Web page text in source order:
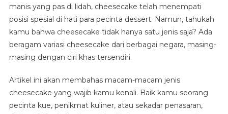
manis yang pas di lidah, cheesecake telah menempati
posisi spesial di hati para pecinta dessert. Namun, tahukah
kamu bahwa cheesecake tidak hanya satu jenis saja? Ada
beragam variasi cheesecake dari berbagai negara, masing-
masing dengan ciri khas tersendiri.
Artikel ini akan membahas macam-macam jenis
cheesecake yang wajib kamu kenali. Baik kamu seorang
pecinta kue, penikmat kuliner, atau sekadar penasaran,